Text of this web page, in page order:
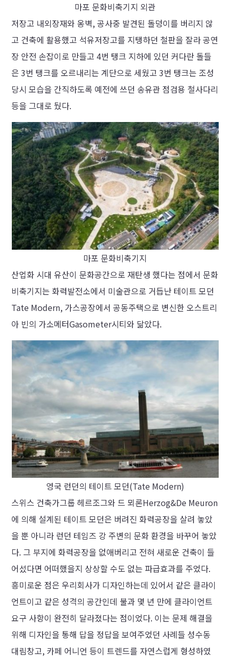
마포 문화비축기지 외관
저장고 내외장재와 옹벽, 공사중 발견된 돌덩이를 버리지 않
고 건축에 활용했고 석유저장고를 지탱하던 철판을 잘라 공연
장 안전 손잡이로 만들고 4번 탱크 지하에 있던 커다란 돌들
은 3번 탱크를 오르내리는 계단으로 세웠고 3번 탱크는 조성
당시 모습을 간직하도록 예전에 쓰던 송유관 점검용 철사다리
등을 그대로 뒀다.
마포 문화비축기지
산업화 시대 유산이 문화공간으로 재탄생 했다는 점에서 문화
비축기지는 화력발전소에서 미술관으로 거듭난 테이트 모던
Tate Modern, 가스공장에서 공동주택으로 변신한 오스트리
아 빈의 가소메터Gasometer시티와 닮았다.
영국 런던의 테이트 모던(Tate Modern)
스위스 건축가그룹 헤르조그와 드 뫼론Herzog&De Meuron
에 의해 설계된 테이트 모던은 버려진 화력공장을 살려 놓았
을 뿐 아니라 런던 테임즈 강 주변의 문화 환경을 바꾸어 놓았
다. 그 부지에 화력공장을 없애버리고 전혀 새로운 건축이 들
어섰다면 어떠했을지 상상할 수도 없는 파급효과를 주었다.
흥미로운 점은 우리회사가 디자인하는데 있어서 같은 클라이
언트이고 같은 성격의 공간인데 불과 몇 년 만에 클라이언트
요구 사항이 완전히 달라졌다는 점이었다. 이는 문제 해결을
위해 디자인을 통해 답을 정답을 보여주었던 사례들 성수동
대림창고, 카페 어니언 등이 트렌드를 자연스럽게 형성하였